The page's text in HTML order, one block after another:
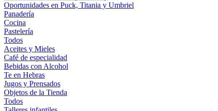
Oportunidades en Puck, Titania y Umbriel
Panadería
Cocina
Pastelería
Todos
Aceites y Mieles
Café de especialidad
Bebidas con Alcohol
Te en Hebras
Jugos y Prensados
Objetos de la Tienda
Todos